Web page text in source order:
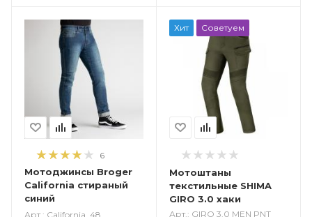
6
Мотоджинсы Broger
California стираный
синий
Арт.: California_48
Хит Советуем
Мотоштаны
текстильные SHIMA
GIRO 3.0 хаки
Арт.: GIRO 3.0 MEN PNT